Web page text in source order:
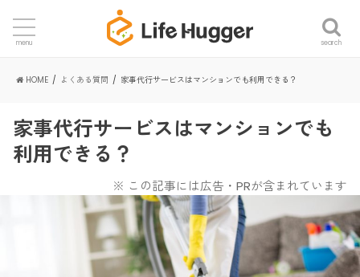
search
menu
HOME よくある質問 家事代行サービスはマンションでも利用できる？
家事代行サービスはマンションでも
利用できる？
※ この記事には広告・PRが含まれています